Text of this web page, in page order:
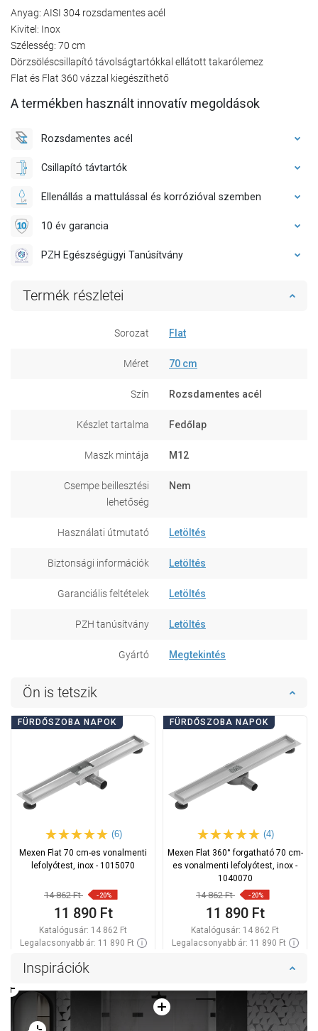
Anyag: AISI 304 rozsdamentes acél
Kivitel: Inox
Szélesség: 70 cm
Dörzsöléscsillapító távolságtartókkal ellátott takarólemez
Flat és Flat 360 vázzal kiegészíthető
A termékben használt innovatív megoldások
Rozsdamentes acél
Csillapító távtartók
Ellenállás a mattulással és korrózióval szemben
10 év garancia
PZH Egészségügyi Tanúsítvány
Termék részletei
Sorozat Flat
Méret 70 cm
Szín Rozsdamentes acél
Készlet tartalma Fedőlap
Maszk mintája M12
Csempe beillesztési
lehetőség
Nem
Használati útmutató Letöltés
Biztonsági információk Letöltés
Garanciális feltételek Letöltés
PZH tanúsítvány Letöltés
Gyártó Megtekintés
Ön is tetszik
FÜRDŐSZOBA NAPOK
(6)
Mexen Flat 70 cm-es vonalmenti
lefolyótest, inox - 1015070
14 862 Ft -20%
11 890 Ft
Katalógusár: 14 862 Ft
Legalacsonyabb ár: 11 890 Ft
Kedvenc
Hasonlítsa
össze
FÜRDŐSZOBA NAPOK
(4)
Mexen Flat 360° forgatható 70 cm-
es vonalmenti lefolyótest, inox -
1040070
14 862 Ft -20%
11 890 Ft
Katalógusár: 14 862 Ft
Legalacsonyabb ár: 11 890 Ft
favorite_border Kedvenc
össze
Inspirációk